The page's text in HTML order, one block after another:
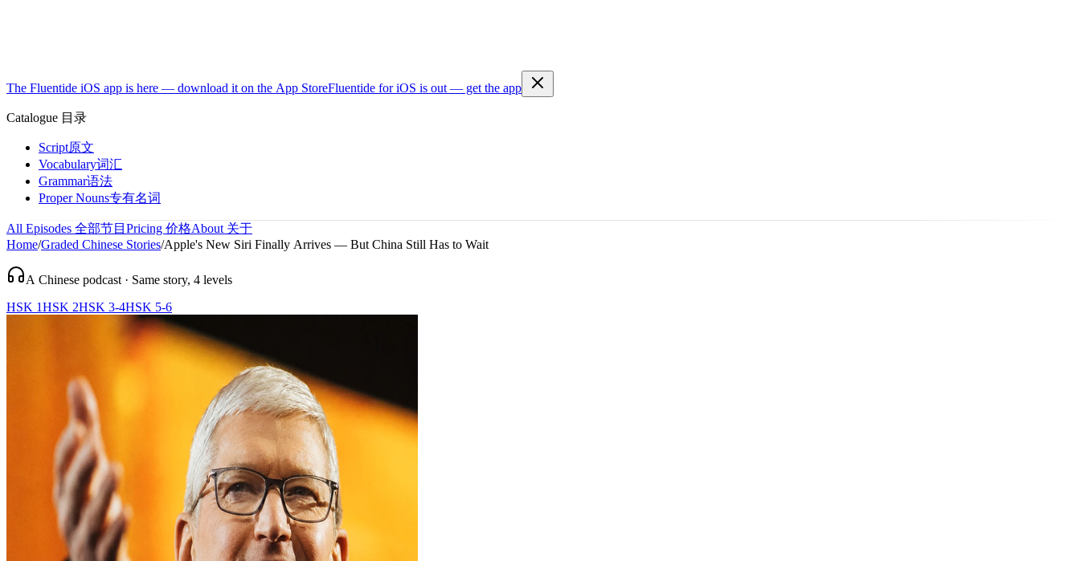
The Fluentide iOS app is here — download it on the App StoreFluentide for iOS is out — get the app
Catalogue 目录
Script原文
Vocabulary词汇
Grammar语法
Proper Nouns专有名词
All Episodes 全部节目 Pricing 价格About 关于
Home/Graded Chinese Stories/Apple's New Siri Finally Arrives — But China Still Has to Wait
A Chinese podcast · Same story, 4 levels
HSK 1HSK 2HSK 3-4HSK 5-6